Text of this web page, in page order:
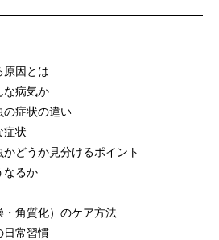
原因とは
な病気か
の症状の違い
症状
どうか見分けるポイント
なるか
・角質化）のケア方法
日常習慣